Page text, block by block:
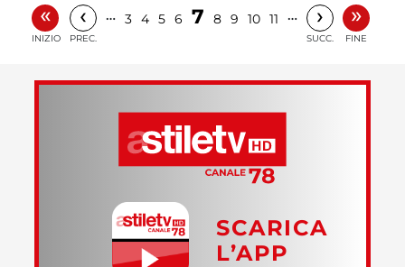
«
INIZIO
‹
PREC.
… 3 4 5 6 7 8 9 10 11 … ›
SUCC.
»
FINE
SCARICA
L’APP